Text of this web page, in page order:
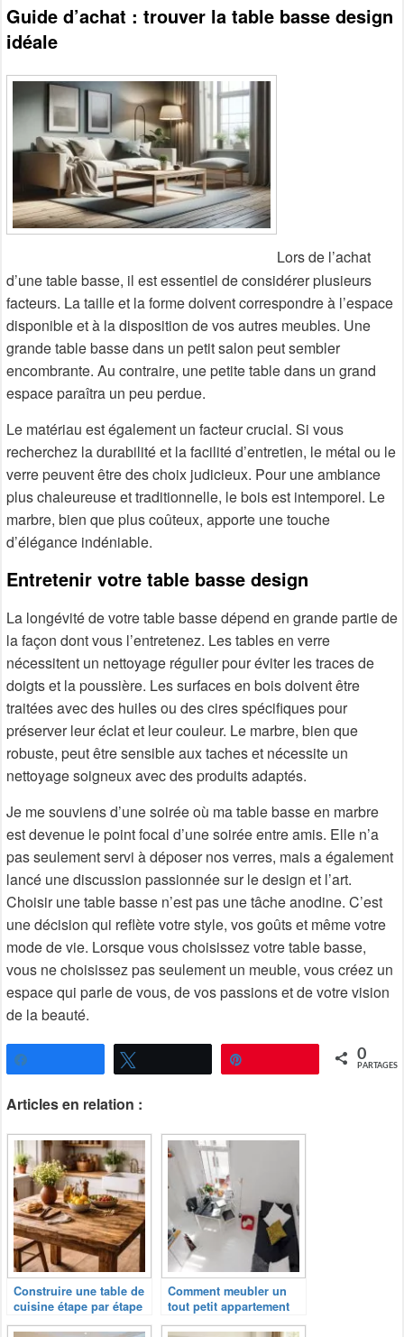
Guide d’achat : trouver la table basse design
idéale
Lors de l’achat
d’une table basse, il est essentiel de considérer plusieurs
facteurs. La taille et la forme doivent correspondre à l’espace
disponible et à la disposition de vos autres meubles. Une
grande table basse dans un petit salon peut sembler
encombrante. Au contraire, une petite table dans un grand
espace paraîtra un peu perdue.
Le matériau est également un facteur crucial. Si vous
recherchez la durabilité et la facilité d’entretien, le métal ou le
verre peuvent être des choix judicieux. Pour une ambiance
plus chaleureuse et traditionnelle, le bois est intemporel. Le
marbre, bien que plus coûteux, apporte une touche
d’élégance indéniable.
Entretenir votre table basse design
La longévité de votre table basse dépend en grande partie de
la façon dont vous l’entretenez. Les tables en verre
nécessitent un nettoyage régulier pour éviter les traces de
doigts et la poussière. Les surfaces en bois doivent être
traitées avec des huiles ou des cires spécifiques pour
préserver leur éclat et leur couleur. Le marbre, bien que
robuste, peut être sensible aux taches et nécessite un
nettoyage soigneux avec des produits adaptés.
Je me souviens d’une soirée où ma table basse en marbre
est devenue le point focal d’une soirée entre amis. Elle n’a
pas seulement servi à déposer nos verres, mais a également
lancé une discussion passionnée sur le design et l’art.
Choisir une table basse n’est pas une tâche anodine. C’est
une décision qui reflète votre style, vos goûts et même votre
mode de vie. Lorsque vous choisissez votre table basse,
vous ne choisissez pas seulement un meuble, vous créez un
espace qui parle de vous, de vos passions et de votre vision
de la beauté.
0
PARTAGES
Articles en relation :
Construire une table de
cuisine étape par étape
Comment meubler un
tout petit appartement